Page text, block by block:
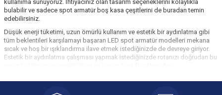
kullanıma sunuyoruz. İhtiyacınız olan tasarım seçeneklerini kolaylıkla
bulabilir ve sadece spot armatür boş kasa çeşitlerini de buradan temin
edebilirsiniz.
Düşük enerji tüketimi, uzun ömürlü kullanım ve estetik bir aydınlatma gibi
tüm beklentileri karşılamayı başaran LED spot armatür modelleri mekana
sıcak ve hoş bir ışıklandırma ilave etmek istediğinizde de devreye giriyor.
Estetik bir aydınlatma çalışması yapmak istediğinizde rotanızı doğrudan bu